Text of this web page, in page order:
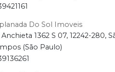
Do Sol Imoveis
1362 S 07, 12242-280,
(São Paulo)